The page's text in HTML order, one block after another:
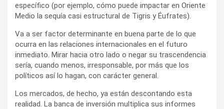
específico (por ejemplo, cómo puede impactar en Oriente
Medio la sequía casi estructural de Tigris y Éufrates).
Va a ser factor determinante en buena parte de lo que
ocurra en las relaciones internacionales en el futuro
inmediato. Mirar hacia otro lado o negar su trascendencia
sería, cuando menos, irresponsable, por más que los
políticos así lo hagan, con carácter general.
Los mercados, de hecho, ya están descontando esta
realidad. La banca de inversión multiplica sus informes